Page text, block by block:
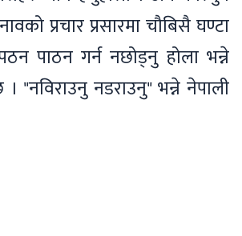
प्रचार प्रसारमा चौबिसै घण्टा
पाठन गर्न नछोड्नु होला भन्ने
"नविराउनु नडराउनु" भन्ने नेपाली